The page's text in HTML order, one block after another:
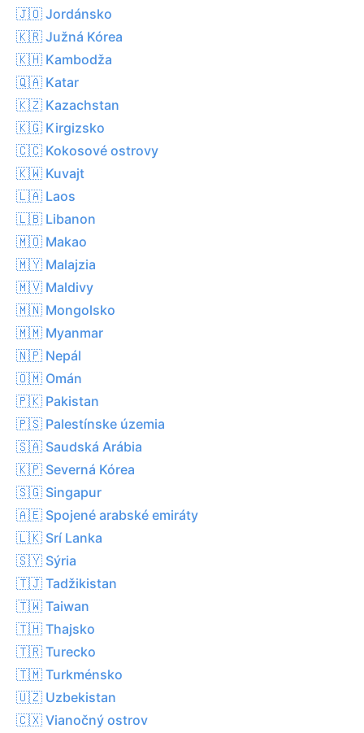
🇯🇴 Jordánsko
🇰🇷 Južná Kórea
🇰🇭 Kambodža
🇶🇦 Katar
🇰🇿 Kazachstan
🇰🇬 Kirgizsko
🇨🇨 Kokosové ostrovy
🇰🇼 Kuvajt
🇱🇦 Laos
🇱🇧 Libanon
🇲🇴 Makao
🇲🇾 Malajzia
🇲🇻 Maldivy
🇲🇳 Mongolsko
🇲🇲 Myanmar
🇳🇵 Nepál
🇴🇲 Omán
🇵🇰 Pakistan
🇵🇸 Palestínske územia
🇸🇦 Saudská Arábia
🇰🇵 Severná Kórea
🇸🇬 Singapur
🇦🇪 Spojené arabské emiráty
🇱🇰 Srí Lanka
🇸🇾 Sýria
🇹🇯 Tadžikistan
🇹🇼 Taiwan
🇹🇭 Thajsko
🇹🇷 Turecko
🇹🇲 Turkménsko
🇺🇿 Uzbekistan
🇨🇽 Vianočný ostrov